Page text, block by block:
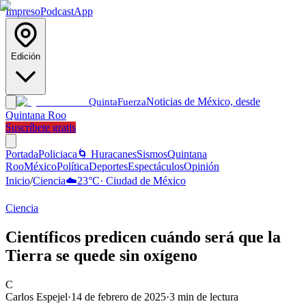
ImpresoPodcastApp
Edición
QuintaFuerzaNoticias de México, desde
Quintana Roo
Suscríbete gratis
PortadaPoliciaca 🌀 HuracanesSismosQuintana
RooMéxicoPolíticaDeportesEspectáculosOpinión
Inicio/Ciencia☁️23°C· Ciudad de México
Ciencia
Científicos predicen cuándo será que la
Tierra se quede sin oxígeno
C
Carlos Espejel·14 de febrero de 2025·3 min de lectura